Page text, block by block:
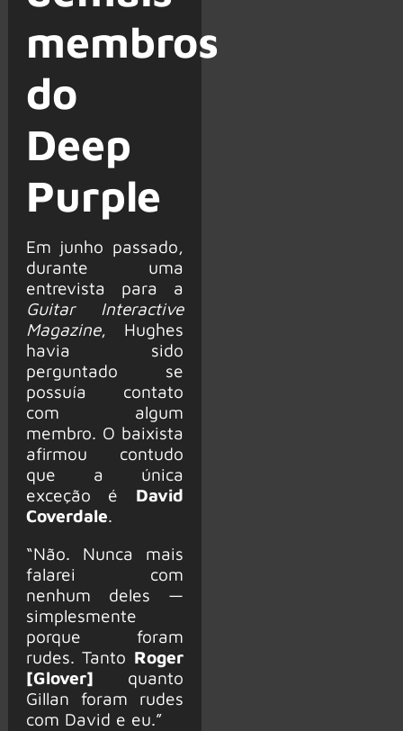
membros
do
Deep
Purple
Em junho passado,
durante uma
entrevista para a
Guitar Interactive
Magazine, Hughes
havia sido
perguntado se
possuía contato
com algum
membro. O baixista
afirmou contudo
que a única
exceção é David
Coverdale.
“Não. Nunca mais
falarei com
nenhum deles —
simplesmente
porque foram
rudes. Tanto Roger
[Glover] quanto
Gillan foram rudes
com David e eu.”